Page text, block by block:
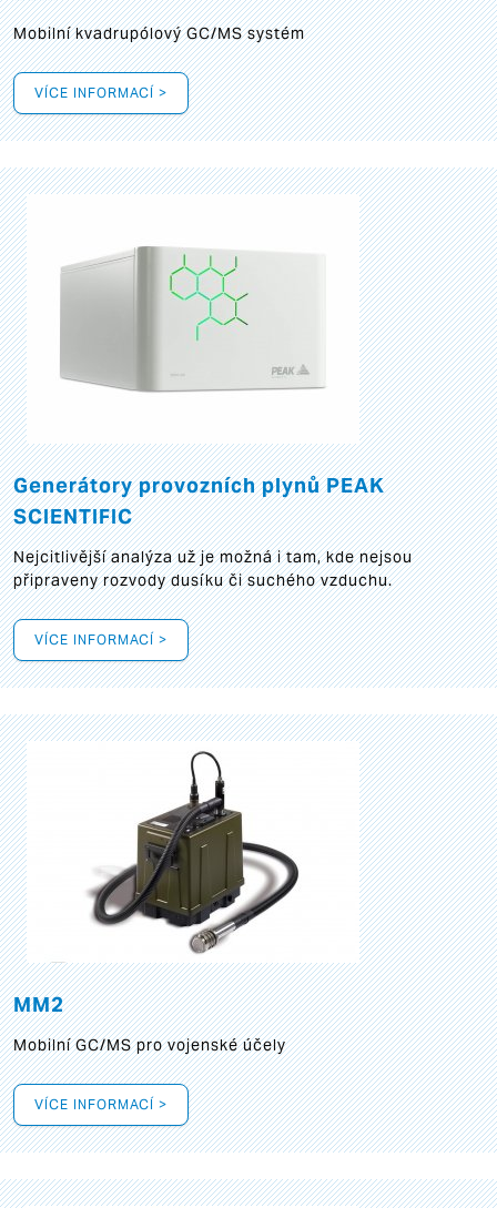
Mobilní kvadrupólový GC/MS systém
VÍCE INFORMACÍ >
Generátory provozních plynů PEAK
SCIENTIFIC
Nejcitlivější analýza už je možná i tam, kde nejsou
připraveny rozvody dusíku či suchého vzduchu.
VÍCE INFORMACÍ >
MM2
Mobilní GC/MS pro vojenské účely
VÍCE INFORMACÍ >